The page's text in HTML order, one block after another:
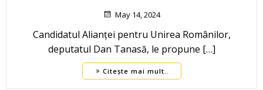
May 14, 2024
Candidatul Alianței pentru Unirea Românilor,
deputatul Dan Tanasă, le propune […]
Citește mai mult..